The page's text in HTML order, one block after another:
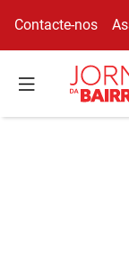
Contacte-nos